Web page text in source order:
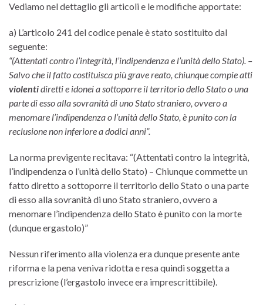
Vediamo nel dettaglio gli articoli e le modifiche apportate:
a) L’articolo 241 del codice penale è stato sostituito dal
seguente:
“(Attentati contro l’integrità, l’indipendenza e l’unità dello Stato). –
Salvo che il fatto costituisca più grave reato, chiunque compie atti
violentidiretti e idonei a sottoporre il territorio dello Stato o una
parte di esso alla sovranità di uno Stato straniero, ovvero a
menomare l’indipendenza o l’unità dello Stato, è punito con la
reclusione non inferiore a dodici anni”.
La norma previgente recitava: “(Attentati contro la integrità,
l’indipendenza o l’unità dello Stato) – Chiunque commette un
fatto diretto a sottoporre il territorio dello Stato o una parte
di esso alla sovranità di uno Stato straniero, ovvero a
menomare l’indipendenza dello Stato è punito con la morte
(dunque ergastolo)”
Nessun riferimento alla violenza era dunque presente ante
riforma e la pena veniva ridotta e resa quindi soggetta a
prescrizione (l’ergastolo invece era imprescrittibile).